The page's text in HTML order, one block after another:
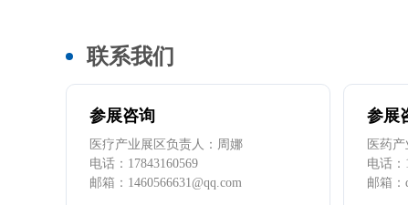
联系我们
参展咨询
医疗产业展区负责人：周娜
电话： 17843160569
邮箱： 1460566631@qq.com
参展
医药
电话：
邮箱：